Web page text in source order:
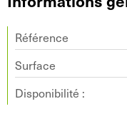
Référence
Surface
Disponibilité :